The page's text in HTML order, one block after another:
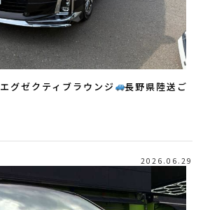
エグゼクティブラウンジ
長野県陸送ご
2026.06.29